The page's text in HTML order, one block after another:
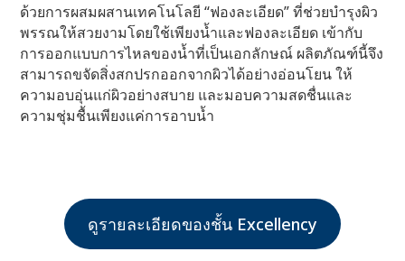
ด้วยการผสมผสานเทคโนโลยี “ฟองละเอียด” ที่ช่วยบำรุงผิว
พรรณให้สวยงามโดยใช้เพียงน้ำและฟองละเอียด เข้ากับ
การออกแบบการไหลของน้ำที่เป็นเอกลักษณ์ ผลิตภัณฑ์นี้จึง
สามารถขจัดสิ่งสกปรกออกจากผิวได้อย่างอ่อนโยน ให้
ความอบอุ่นแก่ผิวอย่างสบาย และมอบความสดชื่นและ
ความชุ่มชื้นเพียงแค่การอาบน้ำ
ดูรายละเอียดของชั้น Excellency